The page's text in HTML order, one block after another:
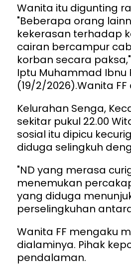
Wanita itu digunting
"Beberapa orang
kekerasan terhadap
cairan bercampur
korban secara
Iptu Muhammad Ibnu
(19/2/2026).Wanita
Kelurahan Senga,
sekitar pukul 22.00
sosial itu dipicu
diduga selingkuh
"ND yang merasa
menemukan
yang diduga
perselingkuhan
Wanita FF mengaku
dialaminya. Pihak
pendalaman.